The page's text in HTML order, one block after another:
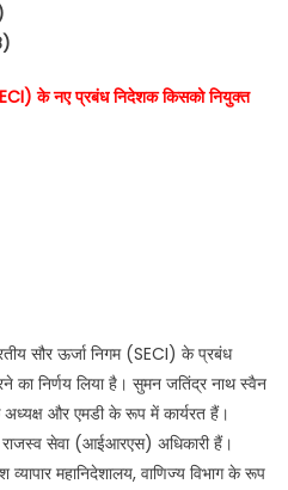
के नए प्रबंध निदेशक किसको नियुक्त
सौर ऊर्जा निगम (SECI) के प्रबंध
निर्णय लिया है। सुमन जतिंद्र नाथ स्वैन
अध्यक्ष और एमडी के रूप में कार्यरत हैं।
सेवा (आईआरएस) अधिकारी हैं।
व्यापार महानिदेशालय, वाणिज्य विभाग के रूप